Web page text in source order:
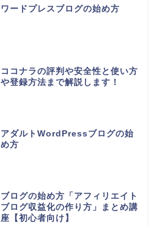
ワードプレスブログの始め方
ココナラの評判や安全性と使い方
や登録方法まで解説します！
アダルトWordPressブログの始
め方
ブログの始め方「アフィリエイト
ブログ収益化の作り方」まとめ講
座【初心者向け】